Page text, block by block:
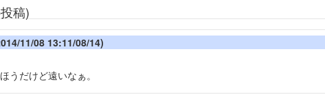
稿)
11/08 13:11/08/14)
うだけど遠いなぁ。